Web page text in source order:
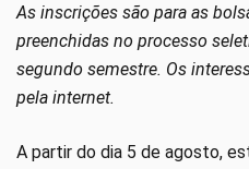
As inscrições são para as
preenchidas no processo
segundo semestre. Os
pela internet.
A partir do dia 5 de agosto,